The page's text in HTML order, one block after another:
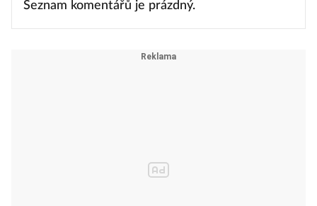
Seznam komentářů je prázdný.